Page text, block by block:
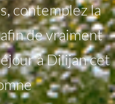
contemplez la
de vraiment
à Dilijan cet